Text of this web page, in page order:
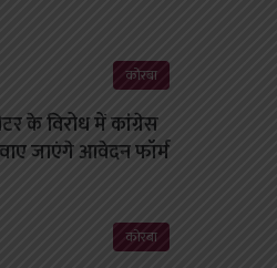
कोरबा
के विरोध में कांग्रेस
जाएंगे आवेदन फॉर्म
कोरबा